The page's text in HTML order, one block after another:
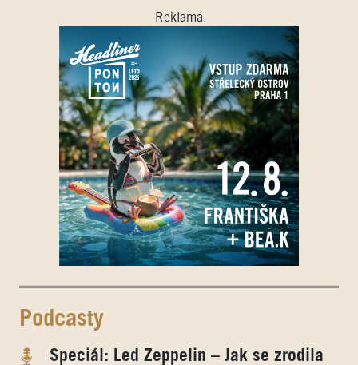
Reklama
Podcasty
Speciál: Led Zeppelin – Jak se zrodila